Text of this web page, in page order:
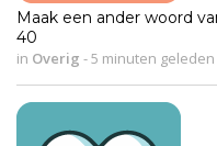
Maak een ander woord
40
in Overig -5 minuten geleden